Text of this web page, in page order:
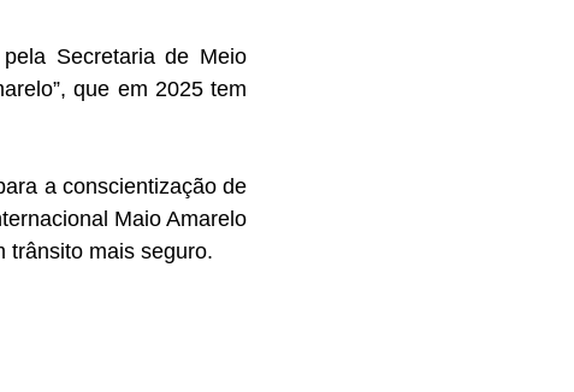
Secretaria de Meio
que em 2025 tem
a conscientização de
Maio Amarelo
trânsito mais seguro.